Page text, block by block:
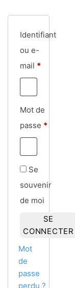
Identifiant
ou e-
mail *
Mot de
passe *
Se
souvenir
de moi
SE
CONNECTER
Mot
de
passe
perdu ?